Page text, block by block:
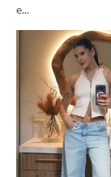
e...